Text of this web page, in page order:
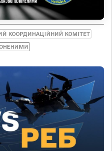
КООРДИНАЦІЙНИЙ КОМІТЕТ